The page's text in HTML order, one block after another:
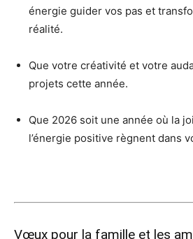
énergie guider vos pas et
réalité.
Que votre créativité et votre
projets cette année.
Que 2026 soit une année où la
l’énergie positive règnent dans
Vœux pour la famille et les